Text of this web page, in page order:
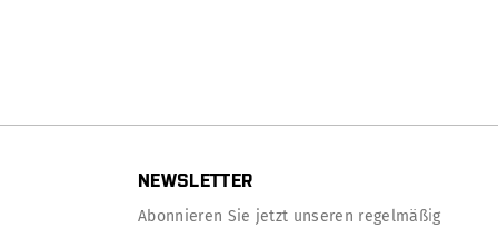
NEWSLETTER
Abonnieren Sie jetzt unseren regelmäßig